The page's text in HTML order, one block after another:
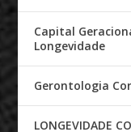
Capital
Longevidade
Gerontologia
LONGEVIDADE